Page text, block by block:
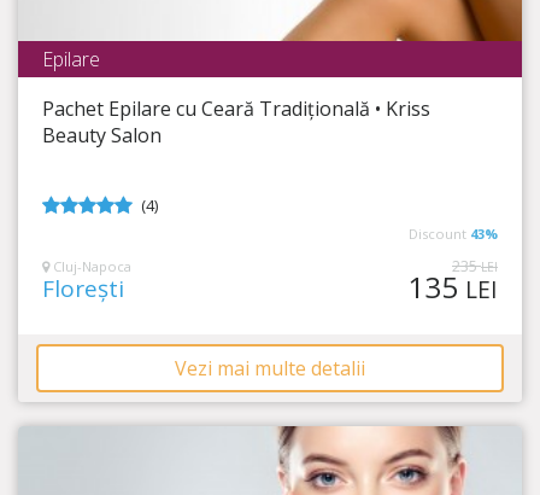
Timp Rămas
Epilare
Pachet Epilare cu Ceară Tradițională • Kriss
Beauty Salon
(4)
Discount 43%
Cluj-Napoca
Florești
235LEI
135 LEI
Vezi mai multe detalii